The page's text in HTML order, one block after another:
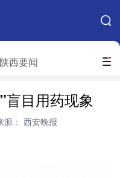
搜索
陕西要闻
河北 山西
盲目用药现象
源： 西安晚报